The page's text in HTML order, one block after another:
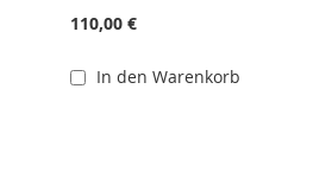
110,00 €
In den Warenkorb